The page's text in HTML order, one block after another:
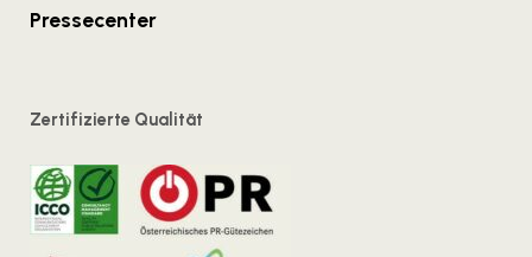
Pressecenter
Zertifizierte Qualität